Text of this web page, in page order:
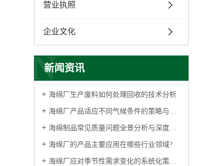
营业执照
企业文化
新闻资讯
N
海绵厂生产废料如何处理回收的技术分析
海绵厂产品适应不同气候条件的策略与实践
海绵制品常见质量问题全景分析与深度解析
海绵厂的产品主要应用在哪些行业领域?
海绵厂应对季节性需求变化的系统化策略与管理实践